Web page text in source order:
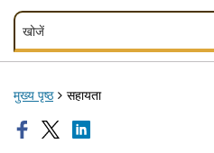
खोजें
खोजें
मुख्य पृष्ठ सहायता